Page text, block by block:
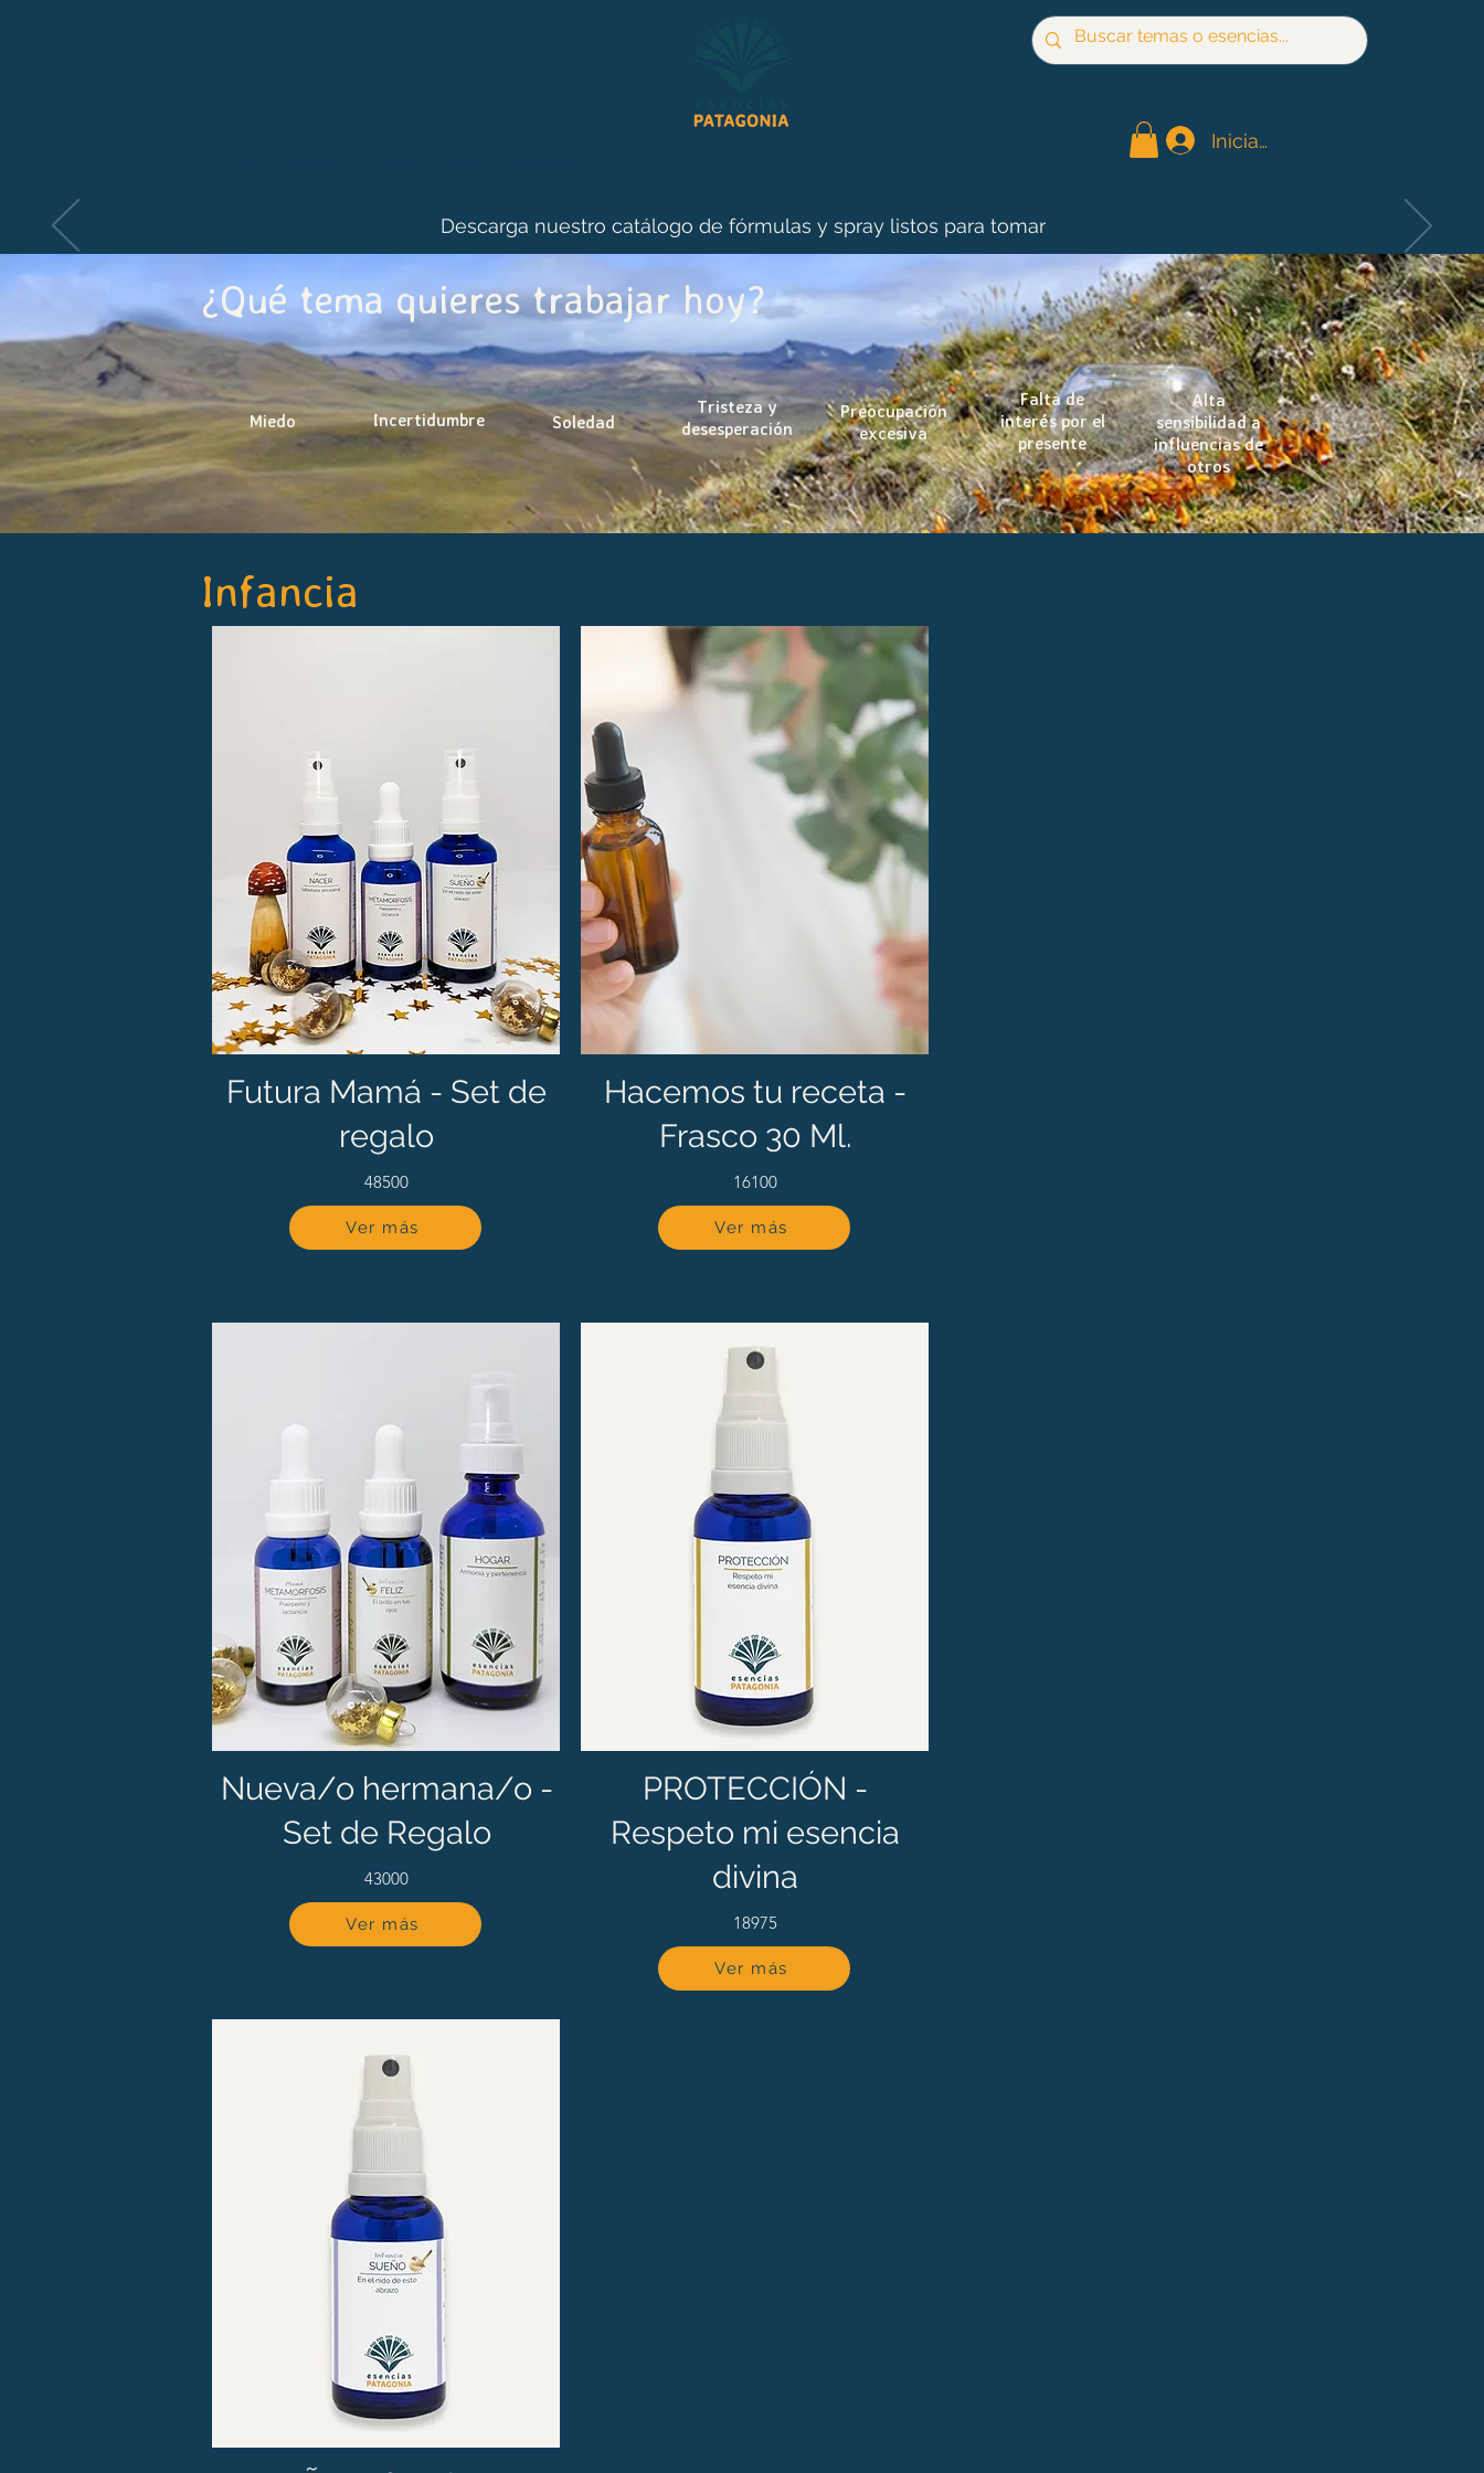
Iniciar sesión
Descarga nuestro catálogo de fórmulas y spray listos para tomar
Miedo Incertidumbre Soledad
Tristeza y
desesperación
Preocupación
excesiva
Falta de
interés por el
presente
Alta
sensibilidad a
influencias de
otros
¿Qué tema quieres trabajar hoy?
Futura Mamá - Set de
regalo
48500
Ver más
Nueva/o hermana/o -
Set de Regalo
43000
Ver más
Hacemos tu receta -
Frasco 30 Ml.
16100
Ver más
PROTECCIÓN -
Respeto mi esencia
divina
18975
Ver más
Infancia